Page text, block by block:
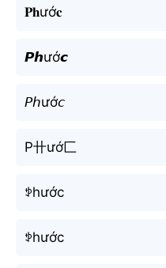
𝐏𝐡ướ𝐜
𝙋𝙝ướ𝙘
𝘗𝘩ướ𝘤
P卄ướ匚
ꉣhước
ꉣhước